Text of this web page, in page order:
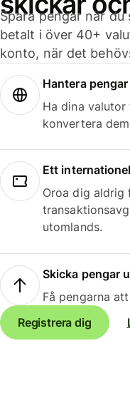
Spara pengar när
betalt i över 40+
konto, när det
Hantera
Ha dina
konvertera
Ett
Oroa dig aldrig
utomlands.
Skicka pengar
Få pengarna
Registrera dig